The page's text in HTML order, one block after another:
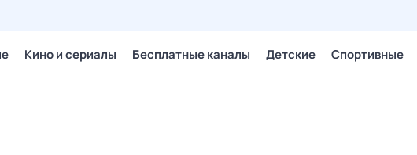
Кино и сериалы Бесплатные каналы Детские Спортивные